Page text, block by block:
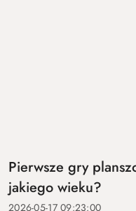
Pierwsze gry
jakiego wieku?
2026-05-17 09:23:00